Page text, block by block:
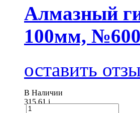
Алмазный
100мм, №600
оставить
В Наличии
315.61i